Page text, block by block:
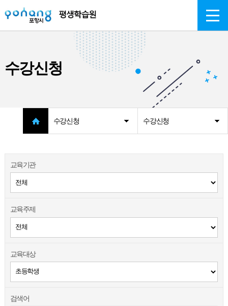
수강신청
수강신청 수강신청
교육기관
교육주제
교육대상
검색어